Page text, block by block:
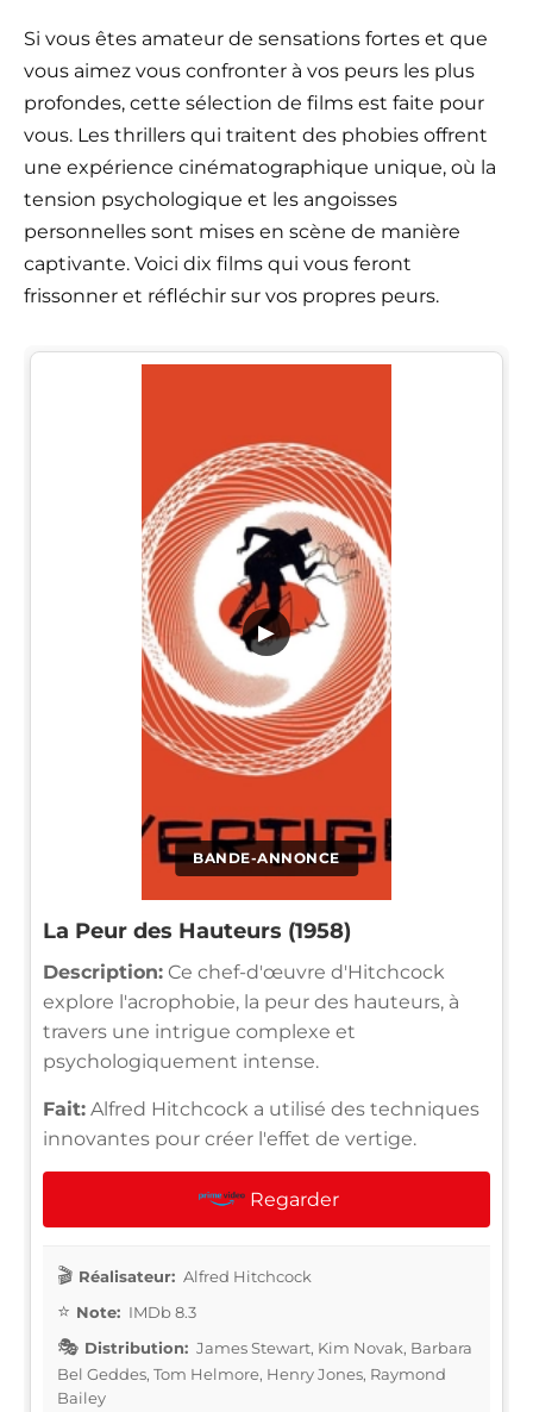
Si vous êtes amateur de sensations fortes et que
vous aimez vous confronter à vos peurs les plus
profondes, cette sélection de films est faite pour
vous. Les thrillers qui traitent des phobies offrent
une expérience cinématographique unique, où la
tension psychologique et les angoisses
personnelles sont mises en scène de manière
captivante. Voici dix films qui vous feront
frissonner et réfléchir sur vos propres peurs.
BANDE-ANNONCE
▶
La Peur des Hauteurs (1958)
Description: Ce chef-d'œuvre d'Hitchcock
explore l'acrophobie, la peur des hauteurs, à
travers une intrigue complexe et
psychologiquement intense.
Fait: Alfred Hitchcock a utilisé des techniques
innovantes pour créer l'effet de vertige.
Regarder
Réalisateur: Alfred Hitchcock
Note: IMDb 8.3
Distribution: James Stewart, Kim Novak, Barbara
Bel Geddes, Tom Helmore, Henry Jones, Raymond
Bailey